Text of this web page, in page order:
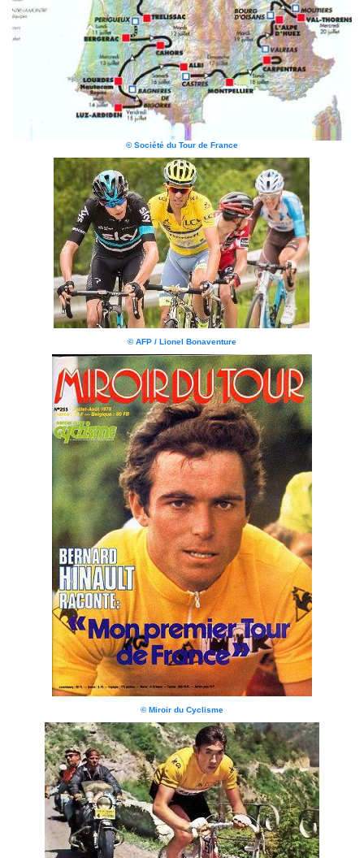
© Société du Tour de France
© AFP / Lionel Bonaventure
© Miroir du Cyclisme